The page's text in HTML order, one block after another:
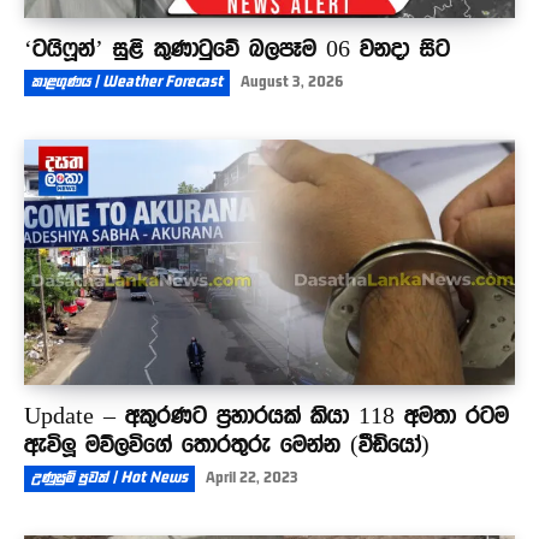
‘ටයිෆූන්’ සුළි කුණාටුවේ බලපෑම 06 වනදා සිට
කාළගුණය | Weather Forecast August 3, 2026
Update – අකුරණට ප්‍රහාරයක් කියා 118 අමතා රටම
ඇවිලූ මව්ලවිගේ තොරතුරු මෙන්න (වීඩියෝ)
උණුසුම් පුවත් | Hot News April 22, 2023